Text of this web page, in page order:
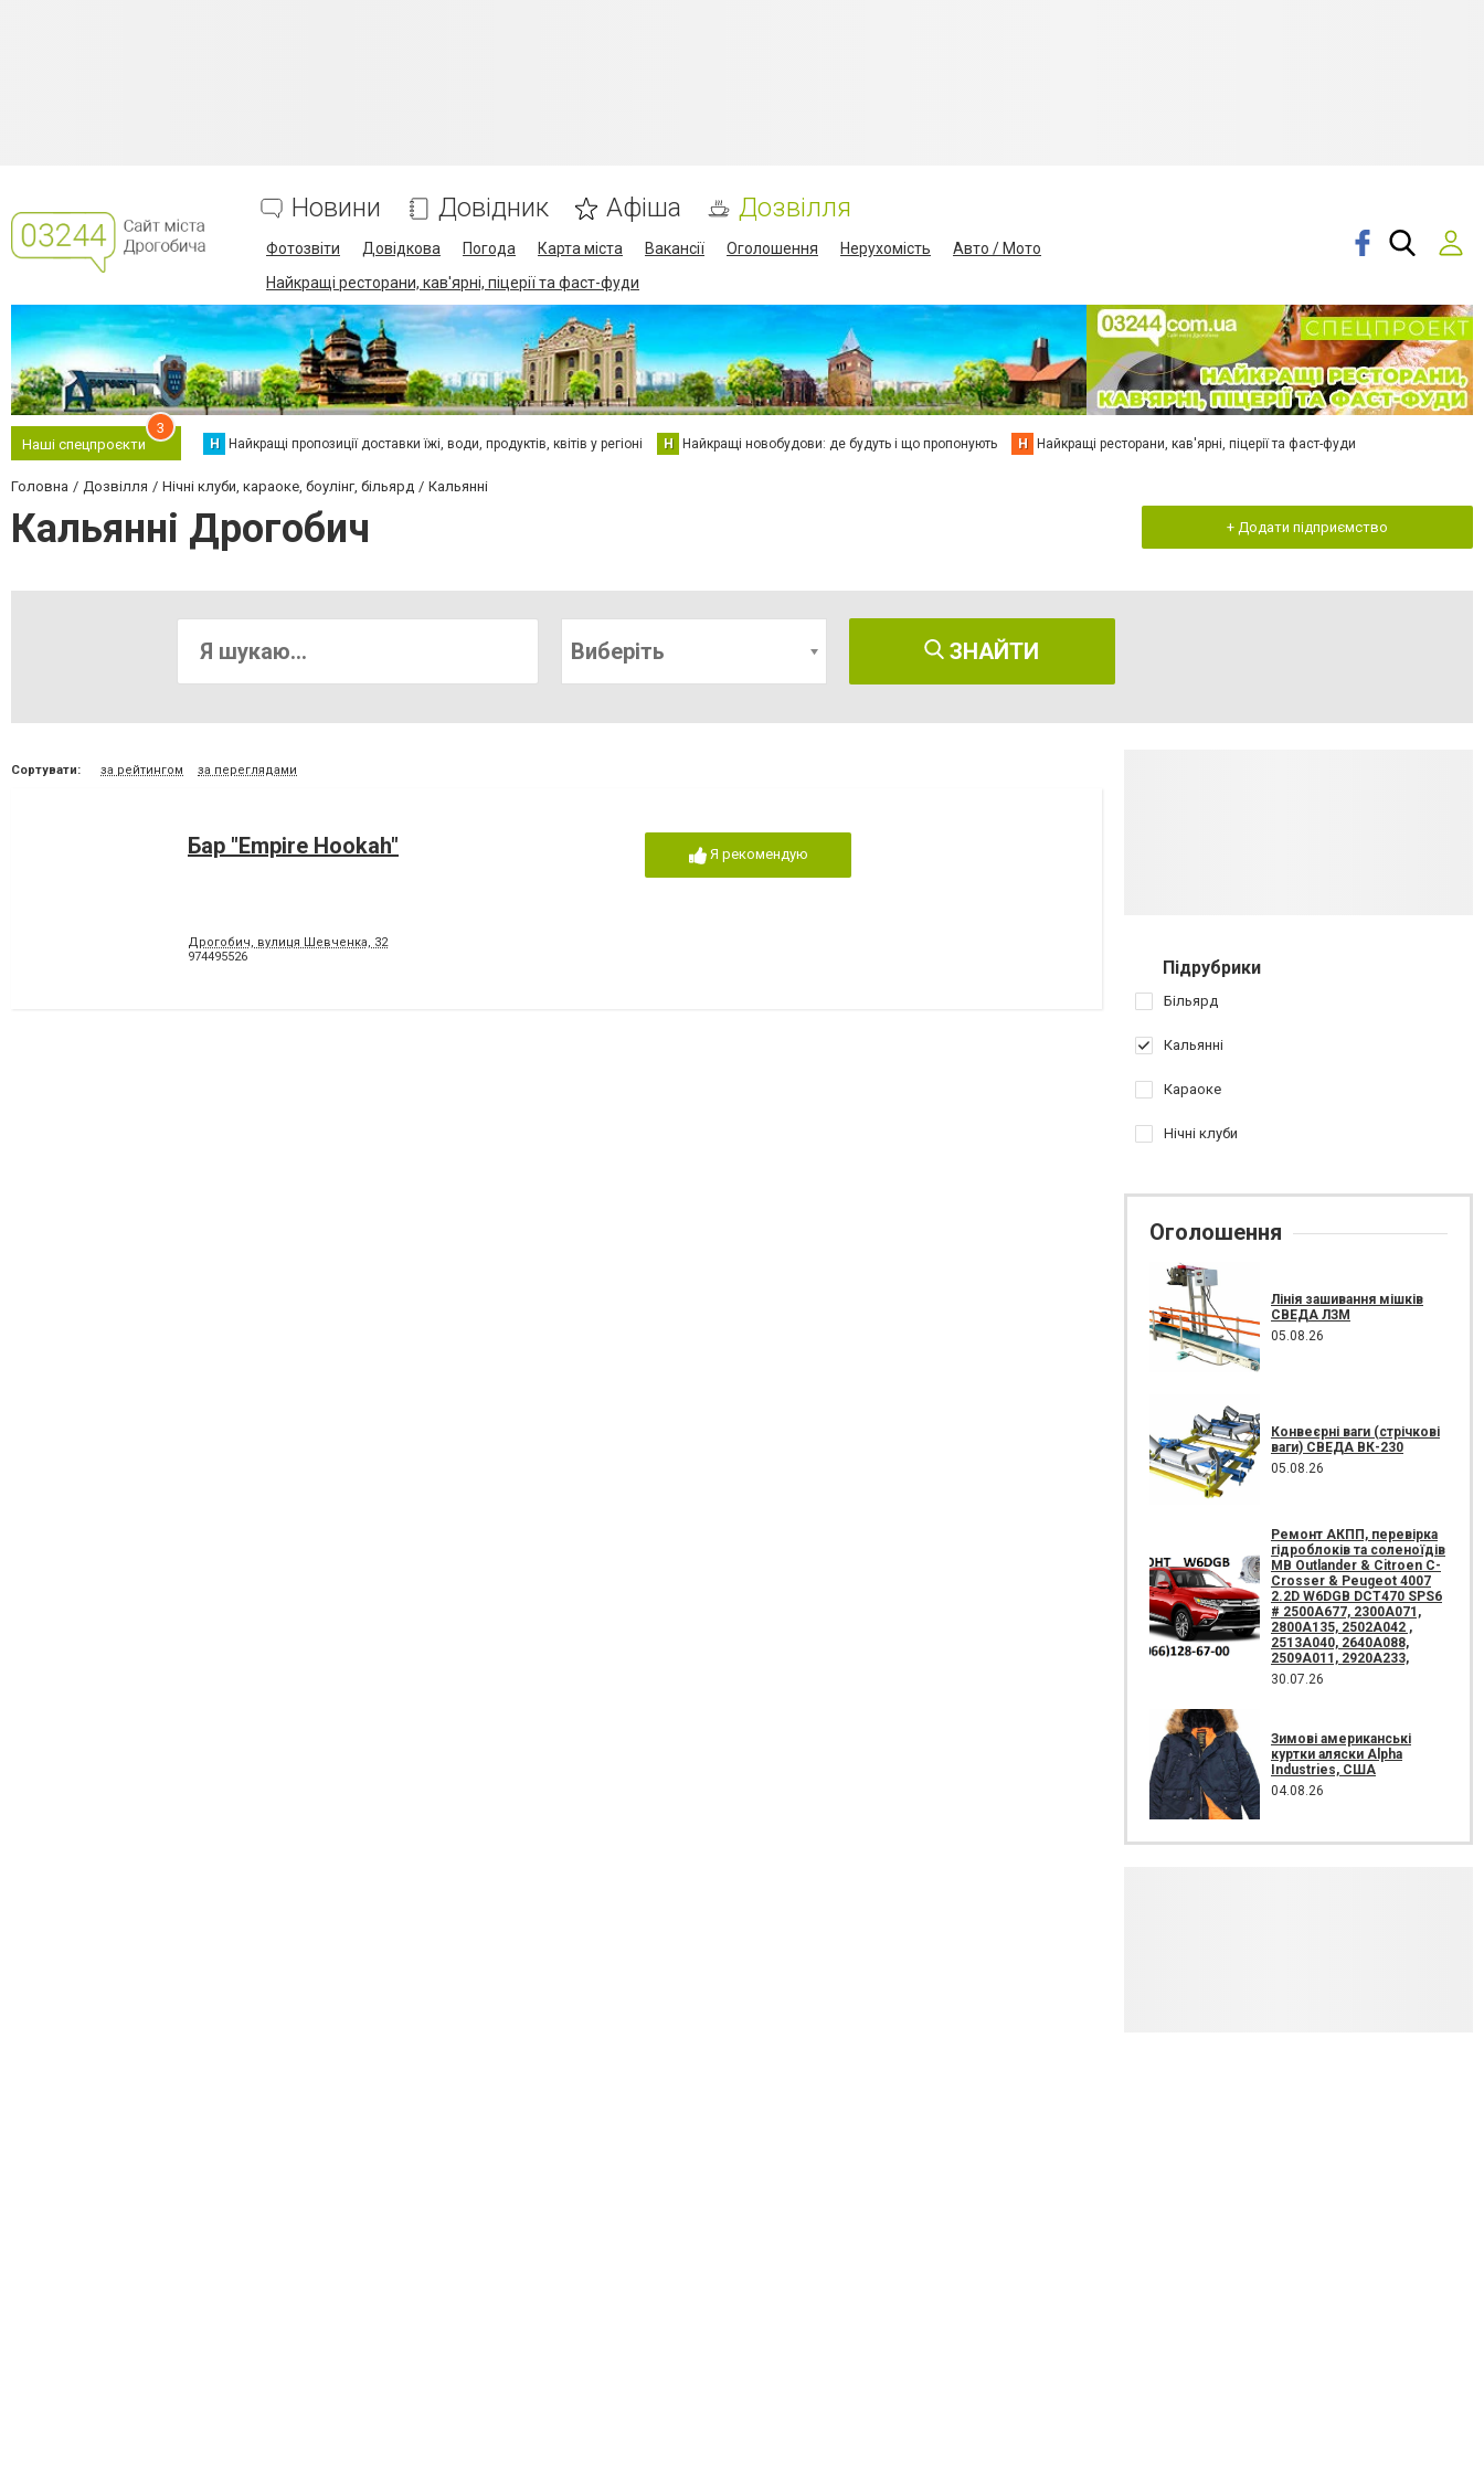
Новини Довідник Афіша Дозвілля
Фотозвіти Довідкова Погода Карта міста Вакансії Оголошення Нерухомість
Авто / Мото
Найкращі ресторани, кав'ярні, піцерії та фаст-фуди
Наші спецпроєкти
3
Н Найкращі пропозиції доставки їжі, води, продуктів, квітів у регіоні Н Найкращі новобудови: де будуть і що пропонують Н Найкращі ресторани, кав'ярні, піцерії та фаст-фуди
Головна Дозвілля Нічні клуби, караоке, боулінг, більярд Кальянні
Кальянні Дрогобич + Додати підприємство
Виберіть ЗНАЙТИ
Сортувати: за рейтингом за переглядами
Бар "Empire Hookah"
Дрогобич, вулиця Шевченка, 32
974495526
Я рекомендую
Підрубрики
Більярд
Кальянні
Караоке
Нічні клуби
Оголошення
Лінія зашивання мішків
СВЕДА ЛЗМ
05.08.26
Конвеєрні ваги (стрічкові
ваги) СВЕДА ВК-230
05.08.26
Ремонт АКПП, перевірка
гідроблоків та соленоїдів
MB Outlander & Citroen C-
Crosser & Peugeot 4007
2.2D W6DGB DCT470 SPS6
# 2500A677, 2300A071,
2800A135, 2502A042 ,
2513A040, 2640A088,
2509A011, 2920A233,
30.07.26
Зимові американські
куртки аляски Alpha
Industries, США
04.08.26